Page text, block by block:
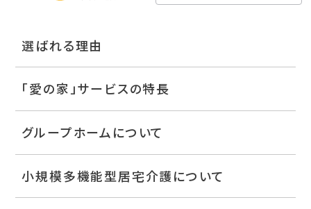
選ばれる理由
「愛の家」サービスの特長
グループホームについて
小規模多機能型居宅介護について